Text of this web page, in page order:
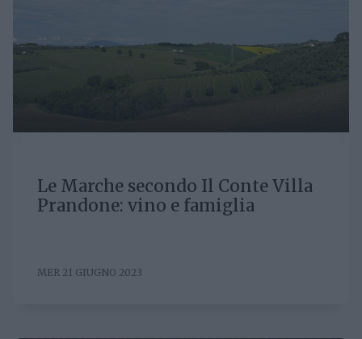
Le Marche secondo Il Conte Villa
Prandone: vino e famiglia
MER 21 GIUGNO 2023